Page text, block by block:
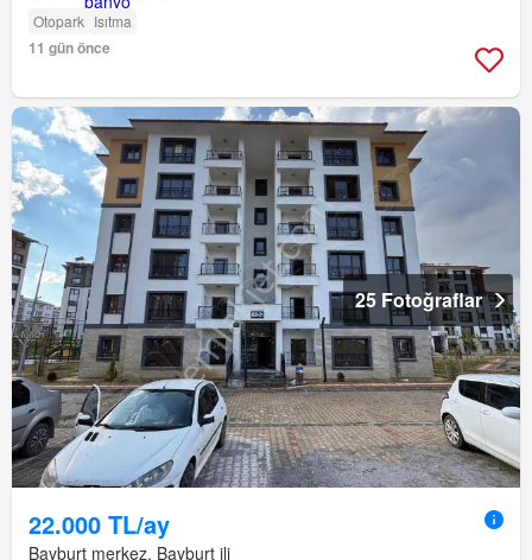
Otopark Isıtma
11 gün önce
25 Fotoğraflar
22.000 TL/ay
Bayburt merkez, Bayburt ili